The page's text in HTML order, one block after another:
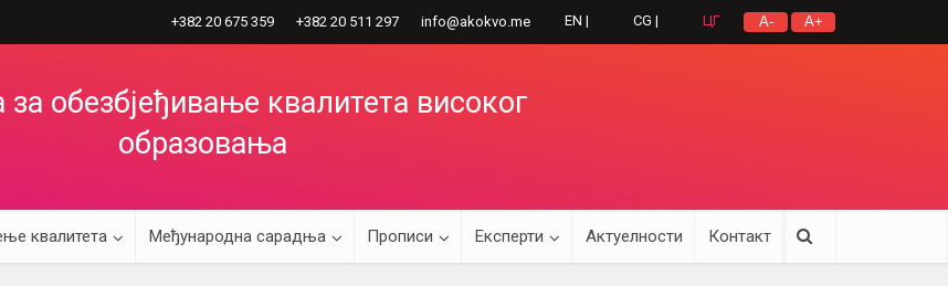
A- A+
+382 20 675 359 +382 20 511 297 info@akokvo.me EN | CG | ЦГ
за обезбјеђивање квалитета високог
образовања
квалитета Међународна сарадња Прописи Експерти Актуелности Контакт